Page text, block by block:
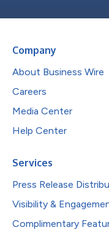
Company
About Business Wire
Careers
Media Center
Help Center
Services
Press Release
Visibility &
Complimentary